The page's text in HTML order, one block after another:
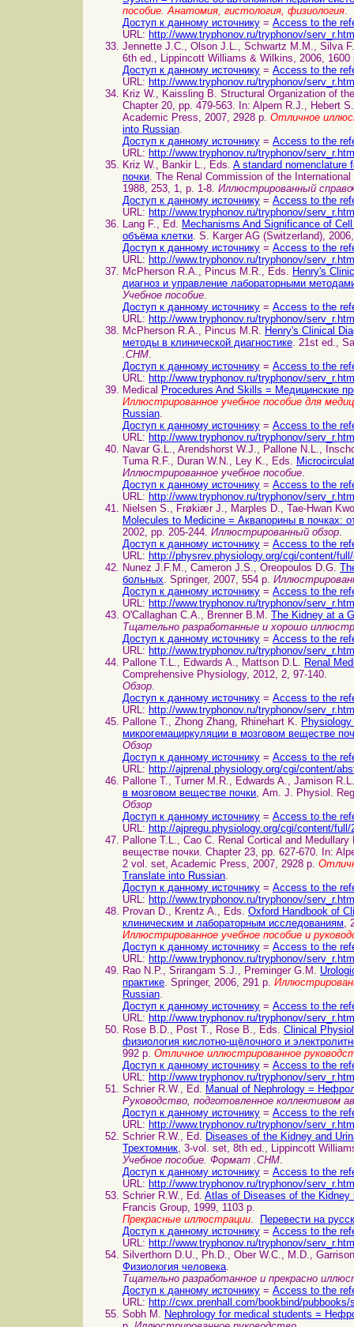
пособие. Анатомия, гистология, физиология.
Доступ к данному источнику = Access to the
URL: http://www.tryphonov.ru/tryphonov/
Jennette J.C., Olson J.L., Schwartz M.M., Silva
6th ed., Lippincott Williams & Wilkins, 2006,
Доступ к данному источнику = Access to the
URL: http://www.tryphonov.ru/tryphonov/
Kriz W., Kaissling B. Structural Organization of
Chapter 20, pp. 479-563. In: Alpern R.J., Hebert
Academic Press, 2007, 2928 p. Отличное
into Russian.
Доступ к данному источнику = Access to the
URL: http://www.tryphonov.ru/tryphonov/
Kriz W., Bankir L., Eds. A standard nomenclature
почки. The Renal Commission of the
1988, 253, 1, p. 1-8. Иллюстрированный
Доступ к данному источнику = Access to the
URL: http://www.tryphonov.ru/tryphonov/
Lang F., Ed. Mechanisms And Significance of
объёма клетки. S. Karger AG (Switzerland),
Доступ к данному источнику = Access to the
URL: http://www.tryphonov.ru/tryphonov/
McPherson R.A., Pincus M.R., Eds. Henry's
диагноз и управление лабораторными
Учебное пособие.
Доступ к данному источнику = Access to the
URL: http://www.tryphonov.ru/tryphonov/
McPherson R.A., Pincus M.R. Henry's Clinical
методы в клинической диагностике. 21st ed.,
.CHM.
Доступ к данному источнику = Access to the
URL: http://www.tryphonov.ru/tryphonov/
Medical Procedures And Skills = Медицинские
Иллюстрированное учебное пособие для
Russian.
Доступ к данному источнику = Access to the
URL: http://www.tryphonov.ru/tryphonov/
Navar G.L., Arendshorst W.J., Pallone N.L.,
Tuma R.F., Duran W.N., Ley K., Eds.
Иллюстрированное учебное пособие.
Доступ к данному источнику = Access to the
URL: http://www.tryphonov.ru/tryphonov/
Nielsen S., Frøkiær J., Marples D., Tae-Hwan
Molecules to Medicine = Аквапорины в почках:
2002, pp. 205-244. Иллюстрированный обзор.
Доступ к данному источнику = Access to the
URL: http://physrev.physiology.org/cgi/content/
Nunez J.F.M., Cameron J.S., Oreopoulos D.G.
больных. Springer, 2007, 554 p.
Доступ к данному источнику = Access to the
URL: http://www.tryphonov.ru/tryphonov/
O'Callaghan C.A., Brenner B.M. The Kidney at a
Тщательно разработанные и хорошо
Доступ к данному источнику = Access to the
URL: http://www.tryphonov.ru/tryphonov/
Pallone T.L., Edwards A., Mattson D.L. Renal
Comprehensive Physiology, 2012, 2, 97-140.
Обзор.
Доступ к данному источнику = Access to the
URL: http://www.tryphonov.ru/tryphonov/
Pallone T., Zhong Zhang, Rhinehart K.
микрогемациркуляции в мозговом веществе
Обзор
Доступ к данному источнику = Access to the
URL: http://ajprenal.physiology.org/cgi/content/
Pallone T., Turner M.R., Edwards A., Jamison
в мозговом веществе почки, Am. J. Physiol.
Обзор
Доступ к данному источнику = Access to the
URL: http://ajpregu.physiology.org/cgi/content/full/
Pallone T.L., Cao C. Renal Cortical and
веществе почки. Chapter 23, pp. 627-670. In:
2 vol. set, Academic Press, 2007, 2928 p.
Translate into Russian.
Доступ к данному источнику = Access to the
URL: http://www.tryphonov.ru/tryphonov/
Provan D., Krentz A., Eds. Oxford Handbook of
клиническим и лабораторным исследованиям,
Иллюстрированное учебное пособие и
Доступ к данному источнику = Access to the
URL: http://www.tryphonov.ru/tryphonov/
Rao N.P., Srirangam S.J., Preminger G.M.
практике. Springer, 2006, 291 p.
Russian.
Доступ к данному источнику = Access to the
URL: http://www.tryphonov.ru/tryphonov/
Rose B.D., Post T., Rose B., Eds. Clinical
физиология кислотно-щёлочного и
992 p. Отличное иллюстрированное
Доступ к данному источнику = Access to the
URL: http://www.tryphonov.ru/tryphonov/
Schrier R.W., Ed. Manual of Nephrology =
Руководство, подготовленное коллективом
Доступ к данному источнику = Access to the
URL: http://www.tryphonov.ru/tryphonov/
Schrier R.W., Ed. Diseases of the Kidney and
Трехтомник, 3-vol. set, 8th ed., Lippincott
Учебное пособие. Формат .CHM.
Доступ к данному источнику = Access to the
URL: http://www.tryphonov.ru/tryphonov/
Schrier R.W., Ed. Atlas of Diseases of the Kidney
Francis Group, 1999, 1103 p.
Прекрасные иллюстрации.
Перевести на
Доступ к данному источнику = Access to the
URL: http://www.tryphonov.ru/tryphonov/
Silverthorn D.U., Ph.D., Ober W.C., M.D.,
Физиология человека.
Тщательно разработанное и прекрасно
Доступ к данному источнику = Access to the
URL: http://cwx.prenhall.com/bookbind/pubbooks/
Sobh M. Nephrology for medical students =